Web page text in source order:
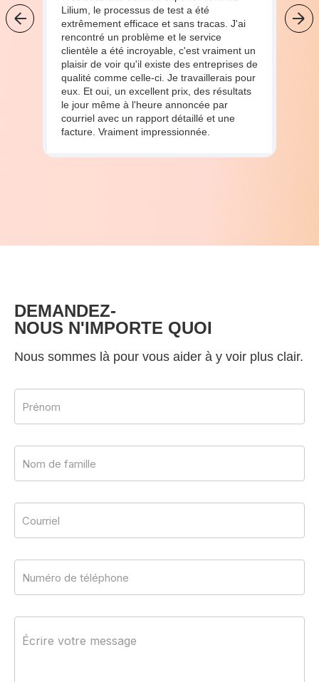
Lilium, le processus de test a été
extrêmement efficace et sans tracas. J'ai
rencontré un problème et le service
clientèle a été incroyable, c'est vraiment un
plaisir de voir qu'il existe des entreprises de
qualité comme celle-ci. Je travaillerais pour
eux. Et oui, un excellent prix, des résultats
le jour même à l'heure annoncée par
courriel avec un rapport détaillé et une
facture. Vraiment impressionnée.
DEMANDEZ-
NOUS N'IMPORTE QUOI
Nous sommes là pour vous aider à y voir plus clair.